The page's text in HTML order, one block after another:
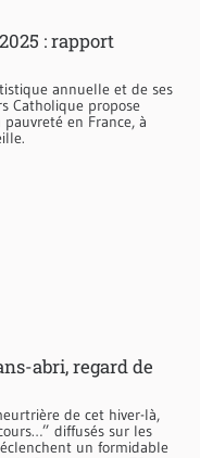
: rapport
annuelle et de ses
Catholique propose
en France, à
abri, regard de
de cet hiver-là,
diffusés sur les
un formidable